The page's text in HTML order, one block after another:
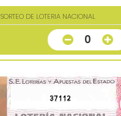
SORTEO DE LOTERIA NACIONAL
0
37112